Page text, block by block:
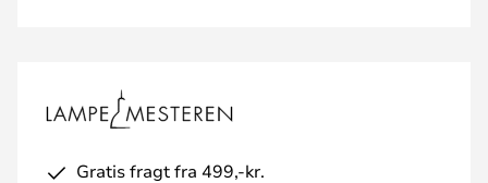
Gratis fragt fra 499,-kr.